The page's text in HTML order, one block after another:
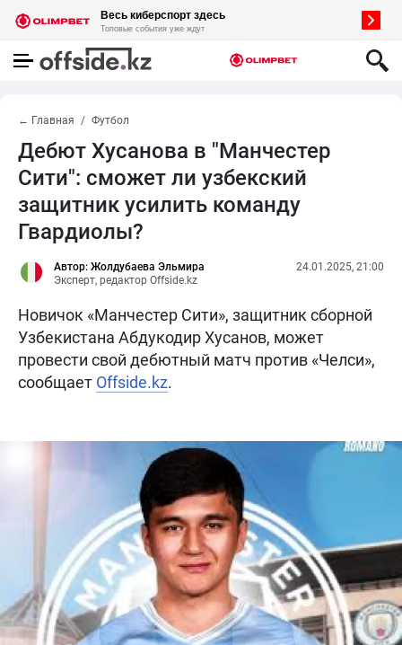
← Главная Футбол
Дебют Хусанова в "Манчестер
Сити": сможет ли узбекский
защитник усилить команду
Гвардиолы?
Автор: Жолдубаева Эльмира
Эксперт, редактор Offside.kz
24.01.2025, 21:00
Новичок «Манчестер Сити», защитник сборной
Узбекистана Абдукодир Хусанов, может
провести свой дебютный матч против «Челси»,
сообщает Offside.kz.